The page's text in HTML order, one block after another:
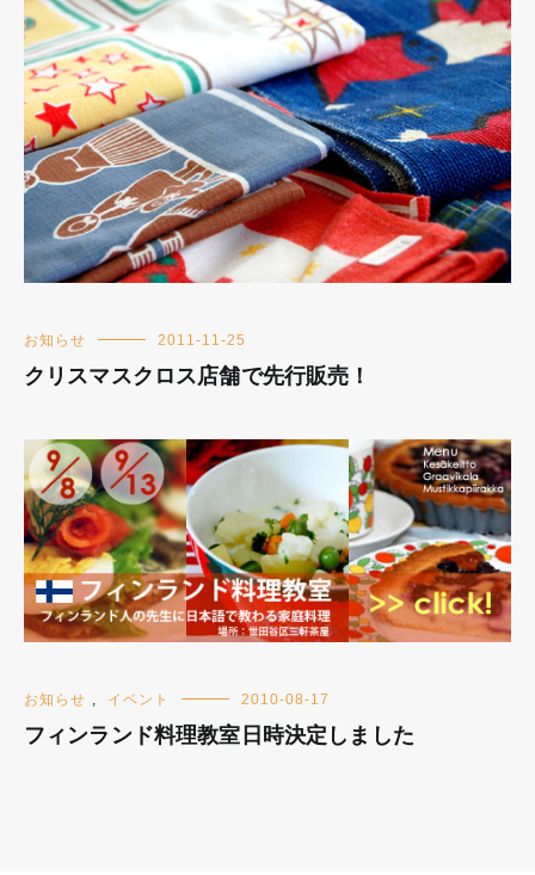
お知らせ 2011-11-25
クリスマスクロス店舗で先行販売！
お知らせ イベント 2010-08-17
フィンランド料理教室日時決定しました